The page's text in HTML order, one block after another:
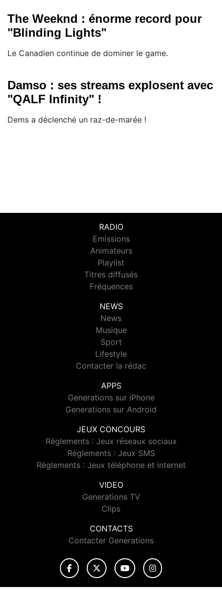
The Weeknd : énorme record pour
"Blinding Lights"
Le Canadien continue de dominer le game.
Damso : ses streams explosent avec
"QALF Infinity" !
Dems a déclenché un raz-de-marée !
RADIO
Emissions
Animateurs
Playlist
Titres diffusés
Fréquences
NEWS
News
Musique
Sport
Lifestyle
Contacter la rédac
APPS
Generations sur iPhone
Generations sur Android
JEUX CONCOURS
Règlements : Jeux réseaux sociaux
Règlements : Jeux SMS
Règlements : Jeux téléphone et internet
VIDEO
Generations TV
Clips
CONTACTS
Contacter Generations